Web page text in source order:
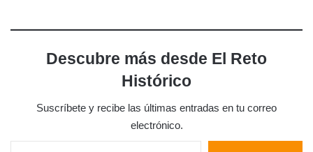
Descubre más desde El Reto
Histórico
Suscríbete y recibe las últimas entradas en tu correo
electrónico.
Escribe tu correo electrónico…